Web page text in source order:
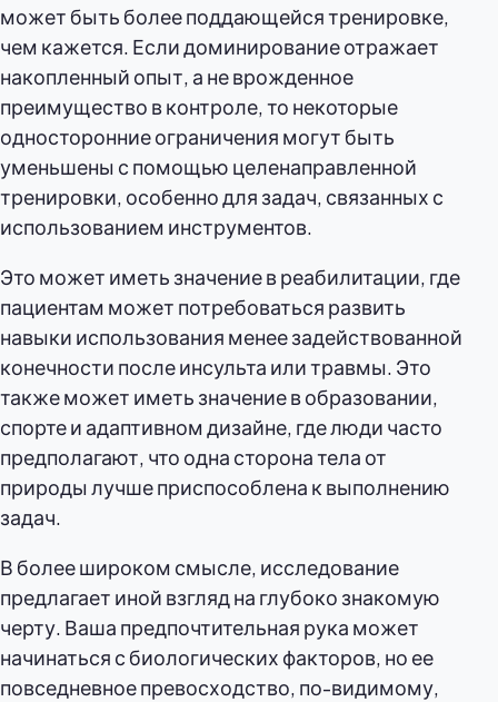
может быть более поддающейся тренировке,
чем кажется. Если доминирование отражает
накопленный опыт, а не врожденное
преимущество в контроле, то некоторые
односторонние ограничения могут быть
уменьшены с помощью целенаправленной
тренировки, особенно для задач, связанных с
использованием инструментов.
Это может иметь значение в реабилитации, где
пациентам может потребоваться развить
навыки использования менее задействованной
конечности после инсульта или травмы. Это
также может иметь значение в образовании,
спорте и адаптивном дизайне, где люди часто
предполагают, что одна сторона тела от
природы лучше приспособлена к выполнению
задач.
В более широком смысле, исследование
предлагает иной взгляд на глубоко знакомую
черту. Ваша предпочтительная рука может
начинаться с биологических факторов, но ее
повседневное превосходство, по-видимому,